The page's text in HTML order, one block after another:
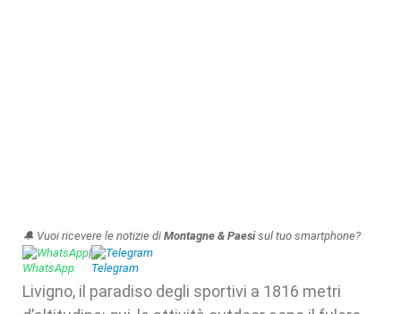
🔔 Vuoi ricevere le notizie di Montagne & Paesisul tuo smartphone?
WhatsApp| Telegram
Livigno, il paradiso degli sportivi a 1816 metri